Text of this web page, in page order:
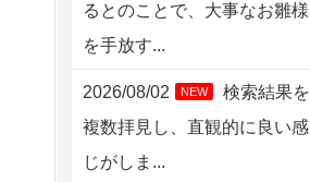
2026/08/04 14:04
東京都の方からお申込み
2026/08/04 00:38
中野区の方からお申込み
るとのことで、大事なお雛様
を手放す...
2026/08/02 NEW
検索結果を
複数拝見し、直観的に良い感
じがしま...